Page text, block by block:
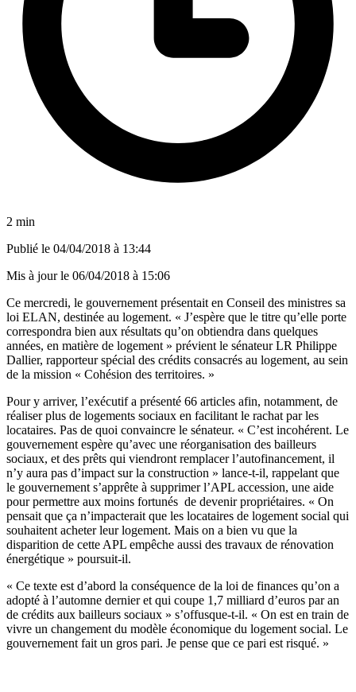
2 min
Publié le 04/04/2018 à 13:44
Mis à jour le 06/04/2018 à 15:06
Ce mercredi, le gouvernement présentait en Conseil des ministres sa
loi ELAN, destinée au logement. « J’espère que le titre qu’elle porte
correspondra bien aux résultats qu’on obtiendra dans quelques
années, en matière de logement » prévient le sénateur LR Philippe
Dallier, rapporteur spécial des crédits consacrés au logement, au sein
de la mission « Cohésion des territoires. »
Pour y arriver, l’exécutif a présenté 66 articles afin, notamment, de
réaliser plus de logements sociaux en facilitant le rachat par les
locataires. Pas de quoi convaincre le sénateur. « C’est incohérent. Le
gouvernement espère qu’avec une réorganisation des bailleurs
sociaux, et des prêts qui viendront remplacer l’autofinancement, il
n’y aura pas d’impact sur la construction » lance-t-il, rappelant que
le gouvernement s’apprête à supprimer l’APL accession, une aide
pour permettre aux moins fortunés de devenir propriétaires. « On
pensait que ça n’impacterait que les locataires de logement social qui
souhaitent acheter leur logement. Mais on a bien vu que la
disparition de cette APL empêche aussi des travaux de rénovation
énergétique » poursuit-il.
« Ce texte est d’abord la conséquence de la loi de finances qu’on a
adopté à l’automne dernier et qui coupe 1,7 milliard d’euros par an
de crédits aux bailleurs sociaux » s’offusque-t-il. « On est en train de
vivre un changement du modèle économique du logement social. Le
gouvernement fait un gros pari. Je pense que ce pari est risqué. »